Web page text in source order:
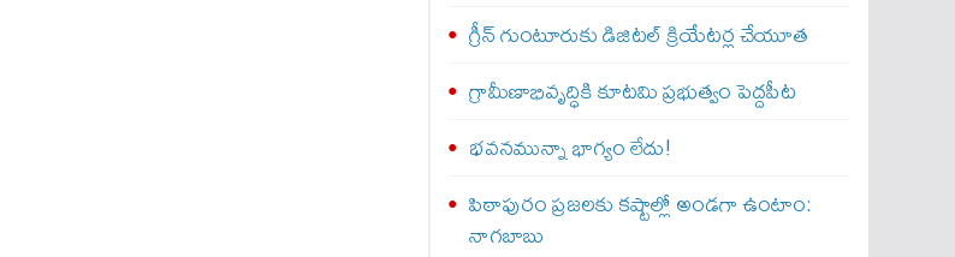
గ్రీన్ గుంటూరుకు డిజిటల్ క్రియేటర్ల చేయూత
గ్రామీణాభివృద్ధికి కూటమి ప్రభుత్వం పెద్దపీట
భవనమున్నా భాగ్యం లేదు!
పిఠాపురం ప్రజలకు కష్టాల్లో అండగా ఉంటాం:
నాగబాబు